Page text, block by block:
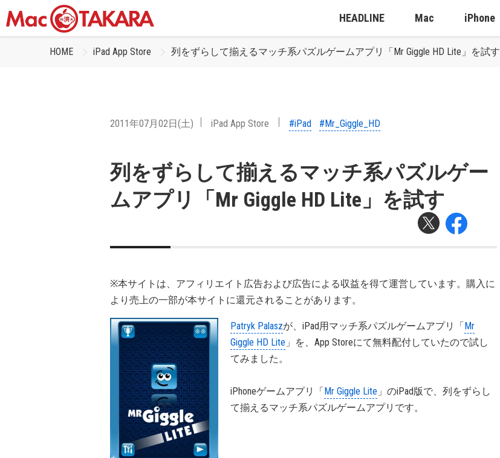
HEADLINE Mac iPhone
HOME iPad App Store 列をずらして揃えるマッチ系パズルゲームアプリ「Mr Giggle HD Lite」を試す
2011年07月02日(土) iPad App Store #iPad #Mr_Giggle_HD
列をずらして揃えるマッチ系パズルゲー
ムアプリ「Mr Giggle HD Lite」を試す
※本サイトは、アフィリエイト広告および広告による収益を得て運営しています。購入に
より売上の一部が本サイトに還元されることがあります。
Patryk Palaszが、iPad用マッチ系パズルゲームアプリ「Mr
Giggle HD Lite 」を、App Storeにて無料配付していたので試し
てみました。
iPhoneゲームアプリ「Mr Giggle Lite 」のiPad版で、列をずらし
て揃えるマッチ系パズルゲームアプリです。